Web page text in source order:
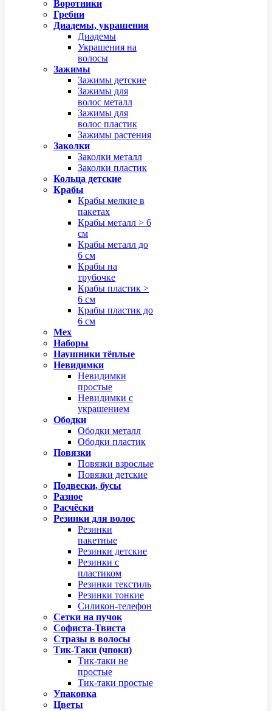
Воротники
Гребни
Диадемы, украшения
Диадемы
Украшения на
волосы
Зажимы
Зажимы детские
Зажимы для
волос металл
Зажимы для
волос пластик
Зажимы растения
Заколки
Заколки металл
Заколки пластик
Кольца детские
Крабы
Крабы мелкие в
пакетах
Крабы металл > 6
см
Крабы металл до
6 см
Крабы на
трубочке
Крабы пластик >
6 см
Крабы пластик до
6 см
Мех
Наборы
Наушники тёплые
Невидимки
Невидимки
простые
Невидимки с
украшением
Ободки
Ободки металл
Ободки пластик
Повязки
Повязки взрослые
Повязки детские
Подвески, бусы
Разное
Расчёски
Резинки для волос
Резинки
пакетные
Резинки детские
Резинки с
пластиком
Резинки текстиль
Резинки тонкие
Силикон-телефон
Сетки на пучок
Софиста-Твиста
Стразы в волосы
Тик-Таки (чпоки)
Тик-таки не
простые
Тик-таки простые
Упаковка
Цветы